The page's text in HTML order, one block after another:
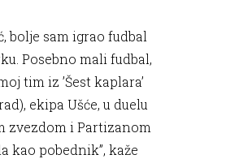
bolje sam igrao fudbal
Posebno mali fudbal,
tim iz ’Šest kaplara’
ekipa Ušće, u duelu
zvezdom i Partizanom
kao pobednik”, kaže